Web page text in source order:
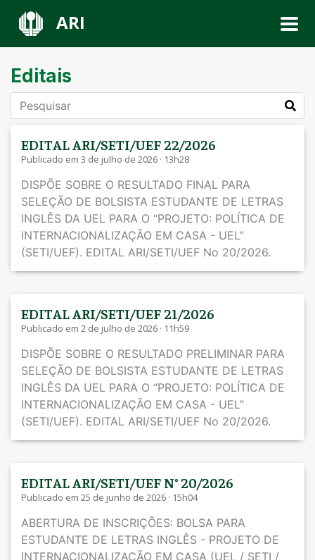
ARI
Editais
EDITAL ARI/SETI/UEF 22/2026
Publicado em 3 de julho de 2026 · 13h28
DISPÕE SOBRE O RESULTADO FINAL PARA
SELEÇÃO DE BOLSISTA ESTUDANTE DE LETRAS
INGLÊS DA UEL PARA O “PROJETO: POLÍTICA DE
INTERNACIONALIZAÇÃO EM CASA - UEL”
(SETI/UEF). EDITAL ARI/SETI/UEF No 20/2026.
EDITAL ARI/SETI/UEF 21/2026
Publicado em 2 de julho de 2026 · 11h59
DISPÕE SOBRE O RESULTADO PRELIMINAR PARA
SELEÇÃO DE BOLSISTA ESTUDANTE DE LETRAS
INGLÊS DA UEL PARA O “PROJETO: POLÍTICA DE
INTERNACIONALIZAÇÃO EM CASA - UEL”
(SETI/UEF). EDITAL ARI/SETI/UEF No 20/2026.
EDITAL ARI/SETI/UEF N° 20/2026
Publicado em 25 de junho de 2026 · 15h04
ABERTURA DE INSCRIÇÕES: BOLSA PARA
ESTUDANTE DE LETRAS INGLÊS - PROJETO DE
INTERNACIONALIZAÇÃO EM CASA (UEL / SETI /